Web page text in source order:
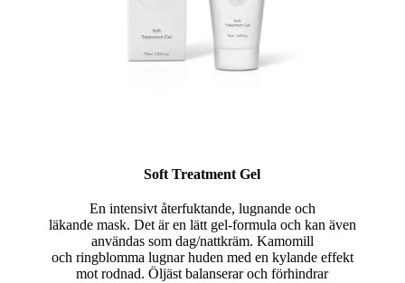
Soft Treatment Gel
En intensivt återfuktande, lugnande och
läkande mask. Det är en lätt gel-formula och kan även
användas som dag/nattkräm. Kamomill
och ringblomma lugnar huden med en kylande effekt
mot rodnad. Öljäst balanserar och förhindrar